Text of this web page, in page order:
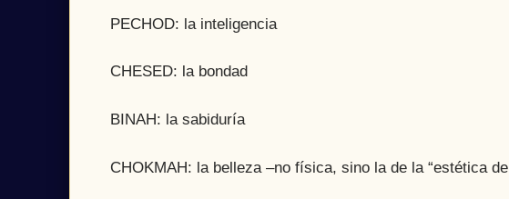
PECHOD: la inteligencia
CHESED: la bondad
BINAH: la sabiduría
CHOKMAH: la belleza –no física, sino la de la “estética